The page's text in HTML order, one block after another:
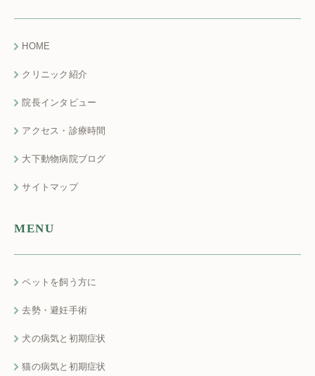
HOME
クリニック紹介
院長インタビュー
アクセス・診療時間
大下動物病院ブログ
サイトマップ
MENU
ペットを飼う方に
去勢・避妊手術
犬の病気と初期症状
猫の病気と初期症状